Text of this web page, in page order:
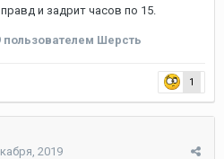
и задрит часов по 15.
пользователем Шерсть
1
2019